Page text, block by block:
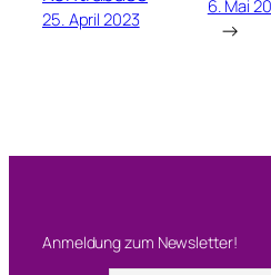
25. April 2023
6. Mai
→
Anmeldung zum Newsletter!